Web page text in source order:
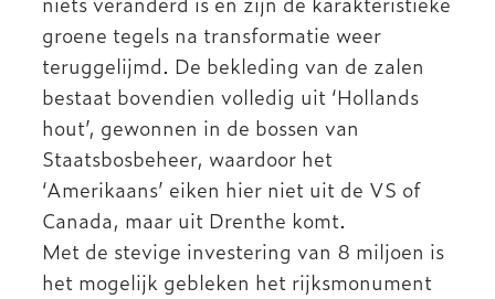
groene tegels na transformatie weer
teruggelijmd. De bekleding van de zalen
bestaat bovendien volledig uit ‘Hollands
hout’, gewonnen in de bossen van
Staatsbosbeheer, waardoor het
‘Amerikaans’ eiken hier niet uit de VS of
Canada, maar uit Drenthe komt.
Met de stevige investering van 8 miljoen is
het mogelijk gebleken het rijksmonument